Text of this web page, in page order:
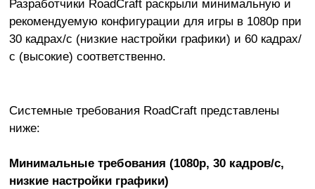
Разработчики RoadCraft раскрыли минимальную и
рекомендуемую конфигурации для игры в 1080p при
30 кадрах/с (низкие настройки графики) и 60 кадрах/
с (высокие) соответственно.
Системные требования RoadCraft представлены
ниже:
Минимальные требования (1080p, 30 кадров/с,
низкие настройки графики)